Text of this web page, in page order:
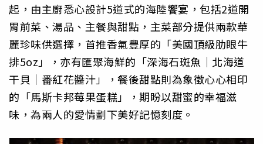
起，由主廚悉心設計5道式的海陸饗宴，包括2道開
胃前菜、湯品、主餐與甜點，主菜部分提供兩款華
麗珍味供選擇，首推香氣豐厚的「美國頂級肋眼牛
排5oz」，亦有匯聚海鮮的「深海石斑魚｜北海道
干貝｜番紅花醬汁」，餐後甜點則為象徵心心相印
的「馬斯卡邦莓果蛋糕」，期盼以甜蜜的幸福滋
味，為兩人的愛情劃下美好記憶刻度。